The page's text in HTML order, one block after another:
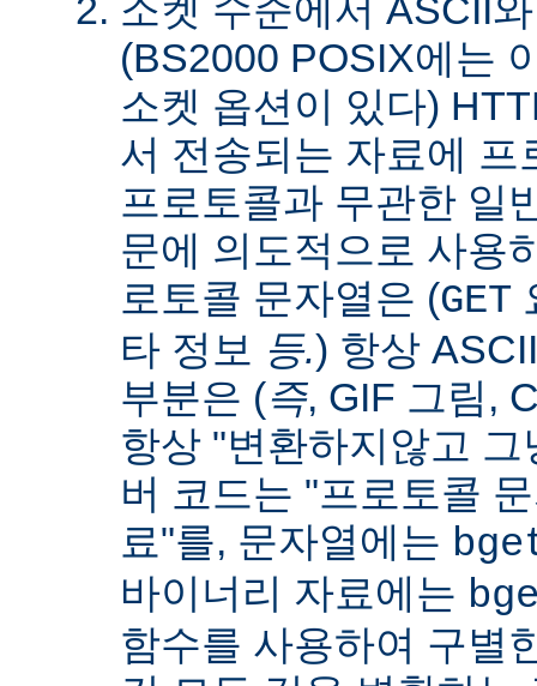
소켓 수준에서 ASCII
(BS2000 POSIX에는
소켓 옵션이 있다)
서 전송되는 자료에
프로토콜과 무관한 일
문에 의도적으로 사용
로토콜 문자열은 (GET
타 정보 등.) 항상
부분은 (즉, GIF 그림,
항상 "변환하지않고
버 코드는 "프로토콜
료"를, 문자열에는
바이너리 자료에는
함수를 사용하여 구별